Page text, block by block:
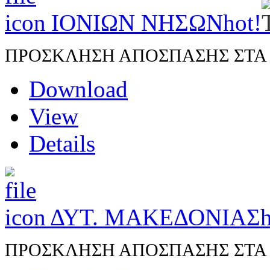
ΙΟΝΙΩΝ ΝΗΣΩΝhot!
ΠΡΟΣΚΛΗΣΗ ΑΠΟΣΠΑΣΗΣ ΣΤΑ
Download
View
Details
ΔΥΤ. ΜΑΚΕΔΟΝΙΑΣ
ΠΡΟΣΚΛΗΣΗ ΑΠΟΣΠΑΣΗΣ ΣΤΑ